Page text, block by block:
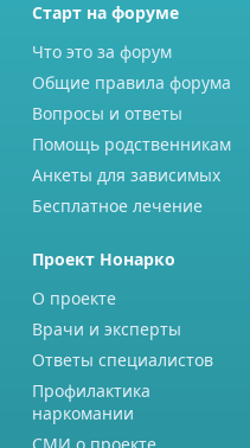
Старт на форуме
Что это за форум
Общие правила форума
Вопросы и ответы
Помощь родственникам
Анкеты для зависимых
Бесплатное лечение
Проект Нонарко
О проекте
Врачи и эксперты
Ответы специалистов
Профилактика
наркомании